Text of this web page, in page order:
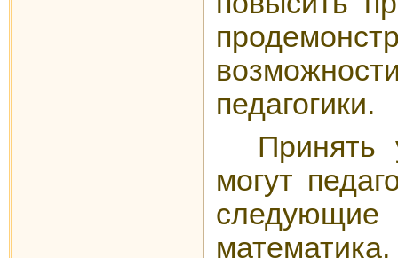
педагогики.
Принять
могут